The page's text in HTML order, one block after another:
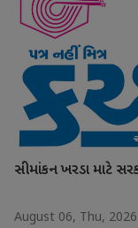
સીમાંકન ખરડા માટે
August 06, Thu, 2026